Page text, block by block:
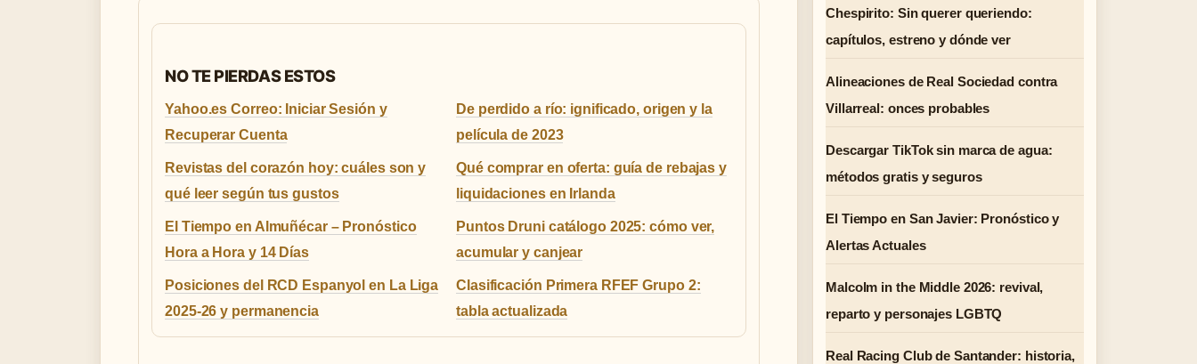
NO TE PIERDAS ESTOS
Yahoo.es Correo: Iniciar Sesión y
Recuperar Cuenta
De perdido a río: ignificado, origen y la
película de 2023
Revistas del corazón hoy: cuáles son y
qué leer según tus gustos
Qué comprar en oferta: guía de rebajas y
liquidaciones en Irlanda
El Tiempo en Almuñécar – Pronóstico
Hora a Hora y 14 Días
Puntos Druni catálogo 2025: cómo ver,
acumular y canjear
Posiciones del RCD Espanyol en La Liga
2025-26 y permanencia
Clasificación Primera RFEF Grupo 2:
tabla actualizada
Chespirito: Sin querer queriendo:
capítulos, estreno y dónde ver
Alineaciones de Real Sociedad contra
Villarreal: onces probables
Descargar TikTok sin marca de agua:
métodos gratis y seguros
El Tiempo en San Javier: Pronóstico y
Alertas Actuales
Malcolm in the Middle 2026: revival,
reparto y personajes LGBTQ
Real Racing Club de Santander: historia,